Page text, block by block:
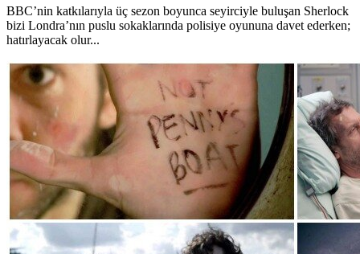
BBC’nin katkılarıyla üç sezon boyunca seyirciyle buluşan Sherlock
bizi Londra’nın puslu sokaklarında polisiye oyununa davet ederken;
hatırlayacak olur...